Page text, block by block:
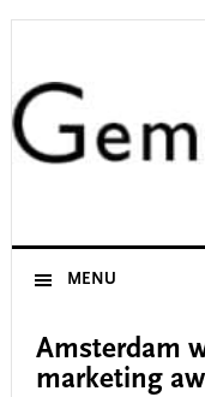
Skip
primary
navigation
Skip
content
Skip
primary
sidebar
Skip
footer
MENU
Amsterdam
marketing